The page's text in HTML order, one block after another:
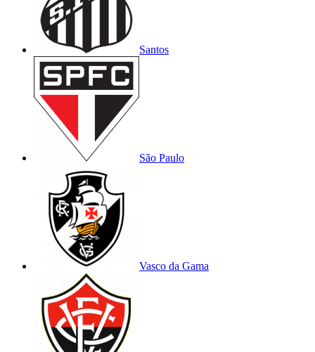
Santos
São Paulo
Vasco da Gama